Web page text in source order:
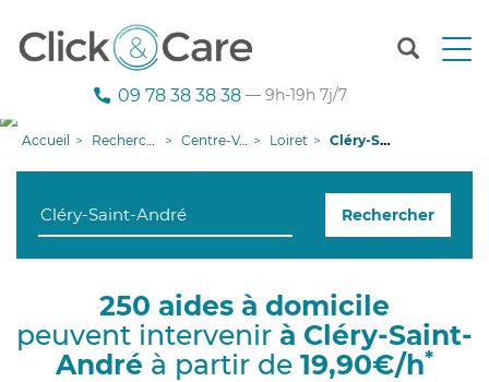
T
n
g
i
09 78 38 38 38 — 9h-19h 7j/7
Accueil Recherche aide à domicile Centre-Val de Loire Loiret Cléry-Saint-André
Rechercher
250 aides à domicile
peuvent intervenir à Cléry-Saint-
André à partir de 19,90€/h*